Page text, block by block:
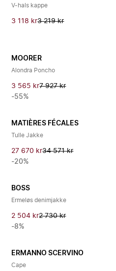
V-hals kappe
3 118 kr3 219 kr
MOORER
Alondra Poncho
3 565 kr7 927 kr
-55%
MATIÈRES FÉCALES
Tulle Jakke
27 670 kr34 571 kr
-20%
BOSS
Ermeløs denimjakke
2 504 kr2 730 kr
-8%
ERMANNO SCERVINO
Cape